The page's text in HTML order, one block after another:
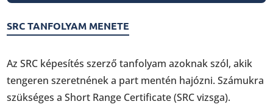
SRC TANFOLYAM MENETE
Az SRC képesítés szerző tanfolyam azoknak szól, akik
tengeren szeretnének a part mentén hajózni. Számukra
szükséges a Short Range Certificate (SRC vizsga).